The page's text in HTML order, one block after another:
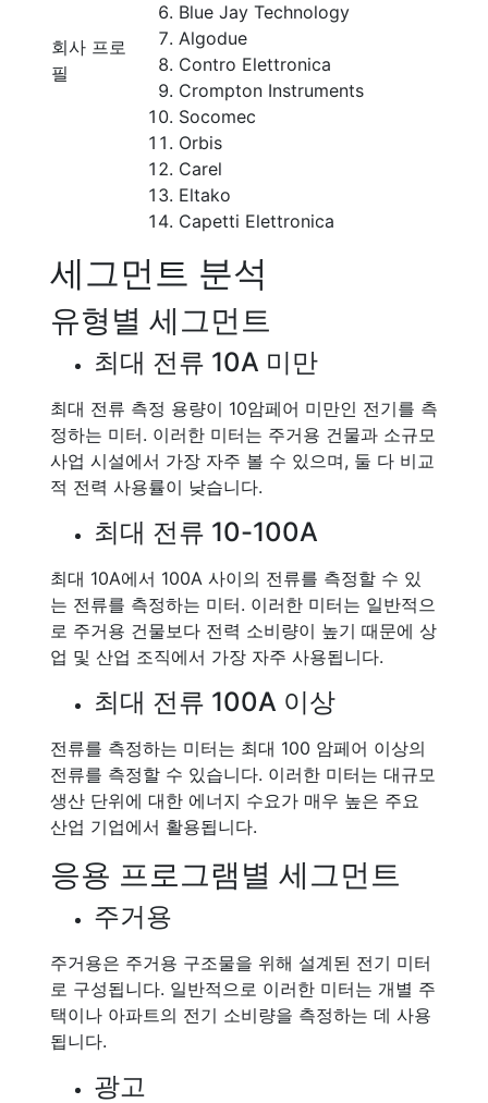
회사 프로
필
Blue Jay Technology
Algodue
Contro Elettronica
Crompton Instruments
Socomec
Orbis
Carel
Eltako
Capetti Elettronica
세그먼트 분석
유형별 세그먼트
최대 전류 10A 미만
최대 전류 측정 용량이 10암페어 미만인 전기를 측
정하는 미터. 이러한 미터는 주거용 건물과 소규모
사업 시설에서 가장 자주 볼 수 있으며, 둘 다 비교
적 전력 사용률이 낮습니다.
최대 전류 10-100A
최대 10A에서 100A 사이의 전류를 측정할 수 있
는 전류를 측정하는 미터. 이러한 미터는 일반적으
로 주거용 건물보다 전력 소비량이 높기 때문에 상
업 및 산업 조직에서 가장 자주 사용됩니다.
최대 전류 100A 이상
전류를 측정하는 미터는 최대 100 암페어 이상의
전류를 측정할 수 있습니다. 이러한 미터는 대규모
생산 단위에 대한 에너지 수요가 매우 높은 주요
산업 기업에서 활용됩니다.
응용 프로그램별 세그먼트
주거용
주거용은 주거용 구조물을 위해 설계된 전기 미터
로 구성됩니다. 일반적으로 이러한 미터는 개별 주
택이나 아파트의 전기 소비량을 측정하는 데 사용
됩니다.
광고